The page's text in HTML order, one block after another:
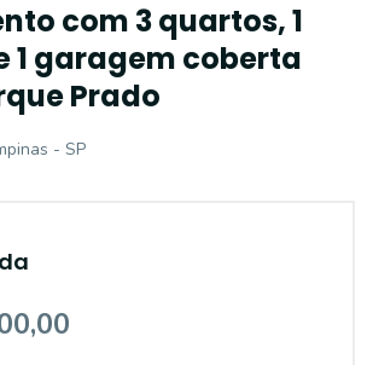
com 3 quartos, 1
1 garagem coberta
Prado
- SP